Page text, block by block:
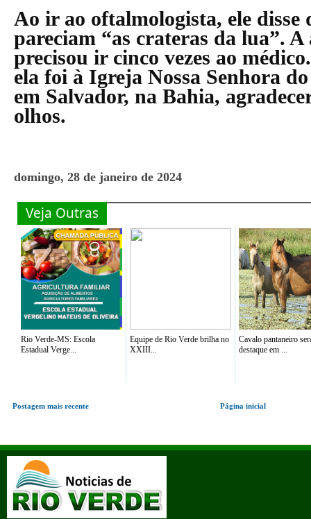
Ao ir ao oftalmologista, ele disse
pareciam “as crateras da lua”.
precisou ir cinco vezes ao
ela foi à Igreja Nossa Senhora
em Salvador, na Bahia,
olhos.
domingo, 28 de janeiro de 2024
Veja Outras
Rio Verde-MS: Escola
Estadual Verge...
Equipe de Rio Verde brilha no
XXIII...
Cavalo pantaneiro
destaque em ...
Postagem mais recente Página inicial